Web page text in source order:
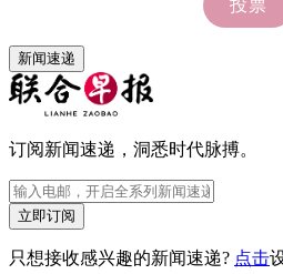
新闻速递
订阅新闻速递，洞悉时代脉搏。
立即订阅
只想接收感兴趣的新闻速递? 点击